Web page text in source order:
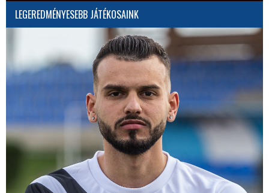
LEGEREDMÉNYESEBB JÁTÉKOSAINK